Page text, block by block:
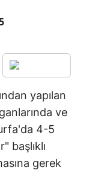
yapılan
ve
4-5
başlıklı
gerek